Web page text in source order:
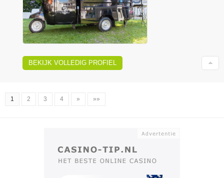
BEKIJK VOLLEDIG PROFIEL
1 2 3 4 » »»